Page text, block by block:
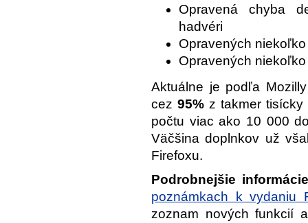
Opravená chyba
hadvéri
Opravených
Opravených
Aktuálne je podľa
cez 95% z takmer
počtu viac ako 10 000
Väčšina doplnkov už
Firefoxu.
Podrobnejšie informácie
poznámkach k vydaniu
zoznam nových funkcií